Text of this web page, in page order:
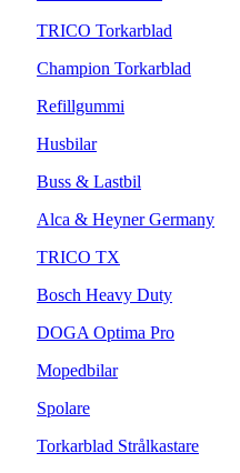
TRICO Torkarblad
Champion Torkarblad
Refillgummi
Husbilar
Buss & Lastbil
Alca & Heyner Germany
TRICO TX
Bosch Heavy Duty
DOGA Optima Pro
Mopedbilar
Spolare
Torkarblad Strålkastare